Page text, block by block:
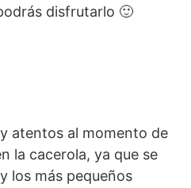
disfrutarlo 🙂
atentos al momento de
la cacerola, ya que se
los más pequeños